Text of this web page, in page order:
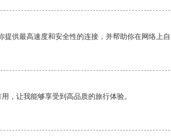
供最高速度和安全性的连接，并帮助你在网络上自
，让我能够享受到高品质的旅行体验。